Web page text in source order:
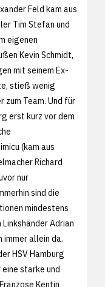
Feld kam aus
Tim Stefan und
eigenen
Kevin Schmidt,
mit seinem Ex-
stieß wenig
Team. Und für
erst kurz vor dem
(kam aus
Richard
nur
sind die
mindestens
Adrian
immer allein da.
HSV Hamburg
starke und
Kentin